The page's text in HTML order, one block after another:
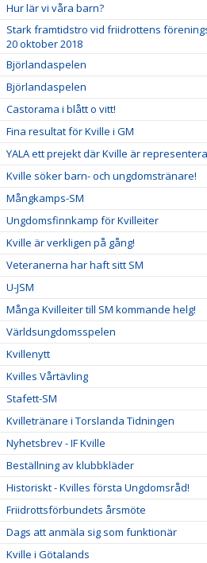
Hur lär vi våra barn?
Stark framtidstro vid friidrottens
20 oktober 2018
Björlandaspelen
Björlandaspelen
Castorama i blått o vitt!
Fina resultat för Kville i GM
YALA ett prejekt där Kville är
Kville söker barn- och ungdomstränare!
Mångkamps-SM
Ungdomsfinnkamp för Kvilleiter
Kville är verkligen på gång!
Veteranerna har haft sitt SM
U-JSM
Många Kvilleiter till SM kommande helg!
Världsungdomsspelen
Kvillenytt
Kvilles Vårtävling
Stafett-SM
Kvilletränare i Torslanda Tidningen
Nyhetsbrev - IF Kville
Beställning av klubbkläder
Historiskt - Kvilles första Ungdomsråd!
Friidrottsförbundets årsmöte
Dags att anmäla sig som funktionär
Kville i Götalands